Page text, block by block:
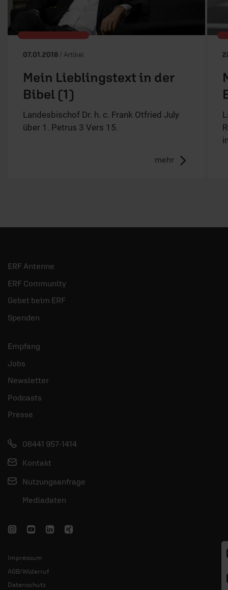
07.01.2018 / Artikel
Mein Lieblingstext in der
Bibel (1)
Landesbischof Dr. h. c. Frank Otfried July
über 1. Petrus 3 Vers 15.
mehr
ERF Antenne
ERF Community
Gebet beim ERF
Spenden
Empfang
Jobs
Newsletter
Podcasts
Presse
06441 957-1414
Kontakt
Nutzungsanfrage
Mediadaten
Impressum
AGB/Widerruf
Datenschutz